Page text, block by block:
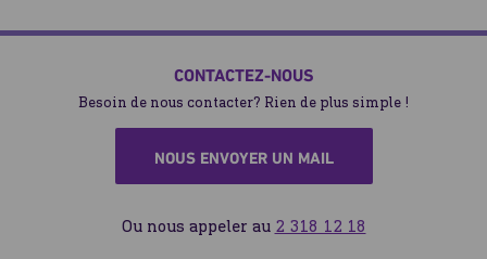
CONTACTEZ-NOUS
Besoin de nous contacter? Rien de plus simple !
NOUS ENVOYER UN MAIL
Ou nous appeler au 2 318 12 18